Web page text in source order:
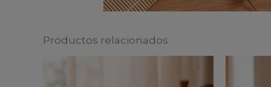
Productos relacionados